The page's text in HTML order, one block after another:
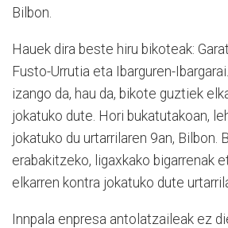
Bilbon.
Hauek dira beste hiru bikoteak:
Fusto-Urrutia eta Ibarguren-
izango da, hau da, bikote guztiek
jokatuko dute. Hori bukatutakoan,
jokatuko du urtarrilaren 9an, Bilbon.
erabakitzeko, ligaxkako bigarrenak
elkarren kontra jokatuko dute
Innpala enpresa antolatzaileak ez